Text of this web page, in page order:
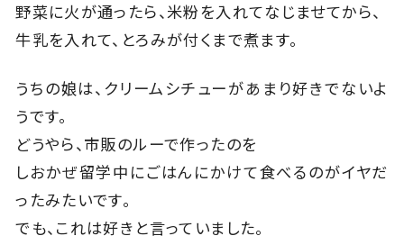
野菜に火が通ったら、米粉を入れてなじませてから、
牛乳を入れて、とろみが付くまで煮ます。
うちの娘は、クリームシチューがあまり好きでないよ
うです。
どうやら、市販のルーで作ったのを
しおかぜ留学中にごはんにかけて食べるのがイヤだ
ったみたいです。
でも、これは好きと言っていました。